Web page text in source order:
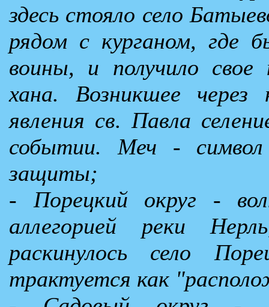
здесь стояло село
рядом с курганом, где
воины, и получило свое
хана. Возникшее
явления св. Павла
событии. Меч - символ
защиты;
- Порецкий округ -
аллегорией реки
раскинулось село
трактуется как